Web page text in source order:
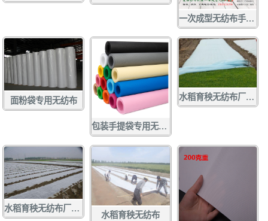
一次成型无纺布手提袋
面粉袋专用无纺布
包装手提袋专用无纺布 各种彩色无纺布
水稻育秧无纺布厂家定做批发
水稻育秧无纺布厂家定做批发
水稻育秧无纺布